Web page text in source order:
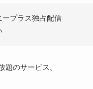
ープラス独占配信
題のサービス。